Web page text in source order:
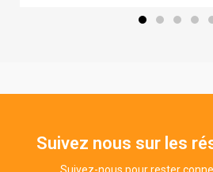
Suivez nous sur les
Suivez-nous pour rester